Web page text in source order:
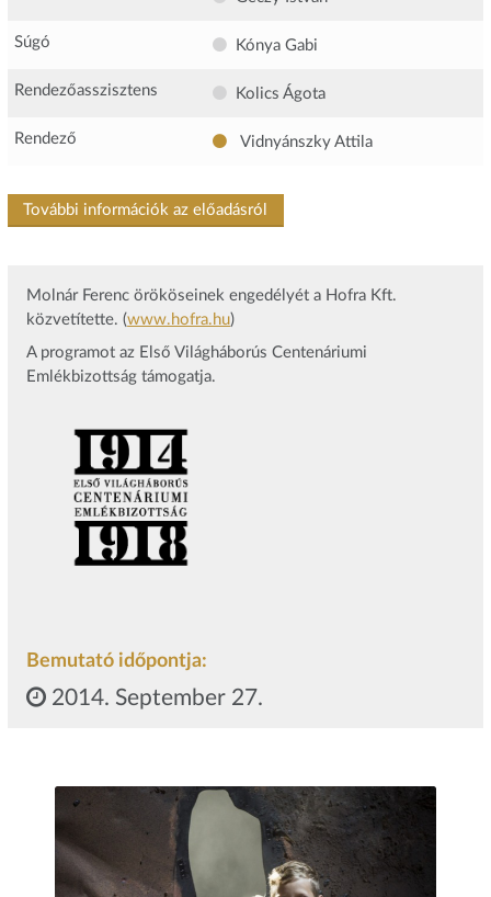
Súgó Kónya Gabi
Rendezőasszisztens Kolics Ágota
Rendező Vidnyánszky Attila
További információk az előadásról
Molnár Ferenc örököseinek engedélyét a Hofra Kft.
közvetítette. (www.hofra.hu)
A programot az Első Világháborús Centenáriumi
Emlékbizottság támogatja.
Bemutató időpontja:
2014. September 27.